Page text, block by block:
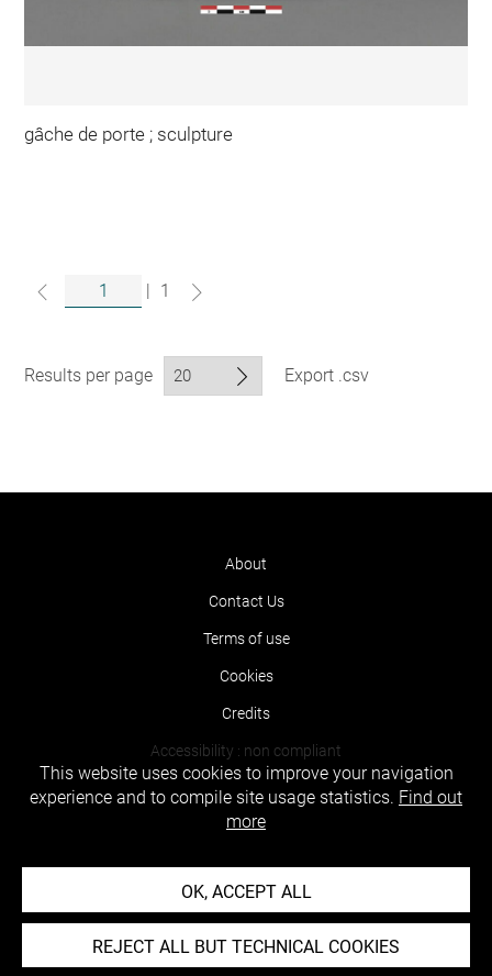
gâche de porte ; sculpture
| 1
Results per page Export .csv
About
Contact Us
Terms of use
Cookies
Credits
Accessibility : non compliant
This website uses cookies to improve your navigation
experience and to compile site usage statistics. Find out
more
OK, ACCEPT ALL
REJECT ALL BUT TECHNICAL COOKIES